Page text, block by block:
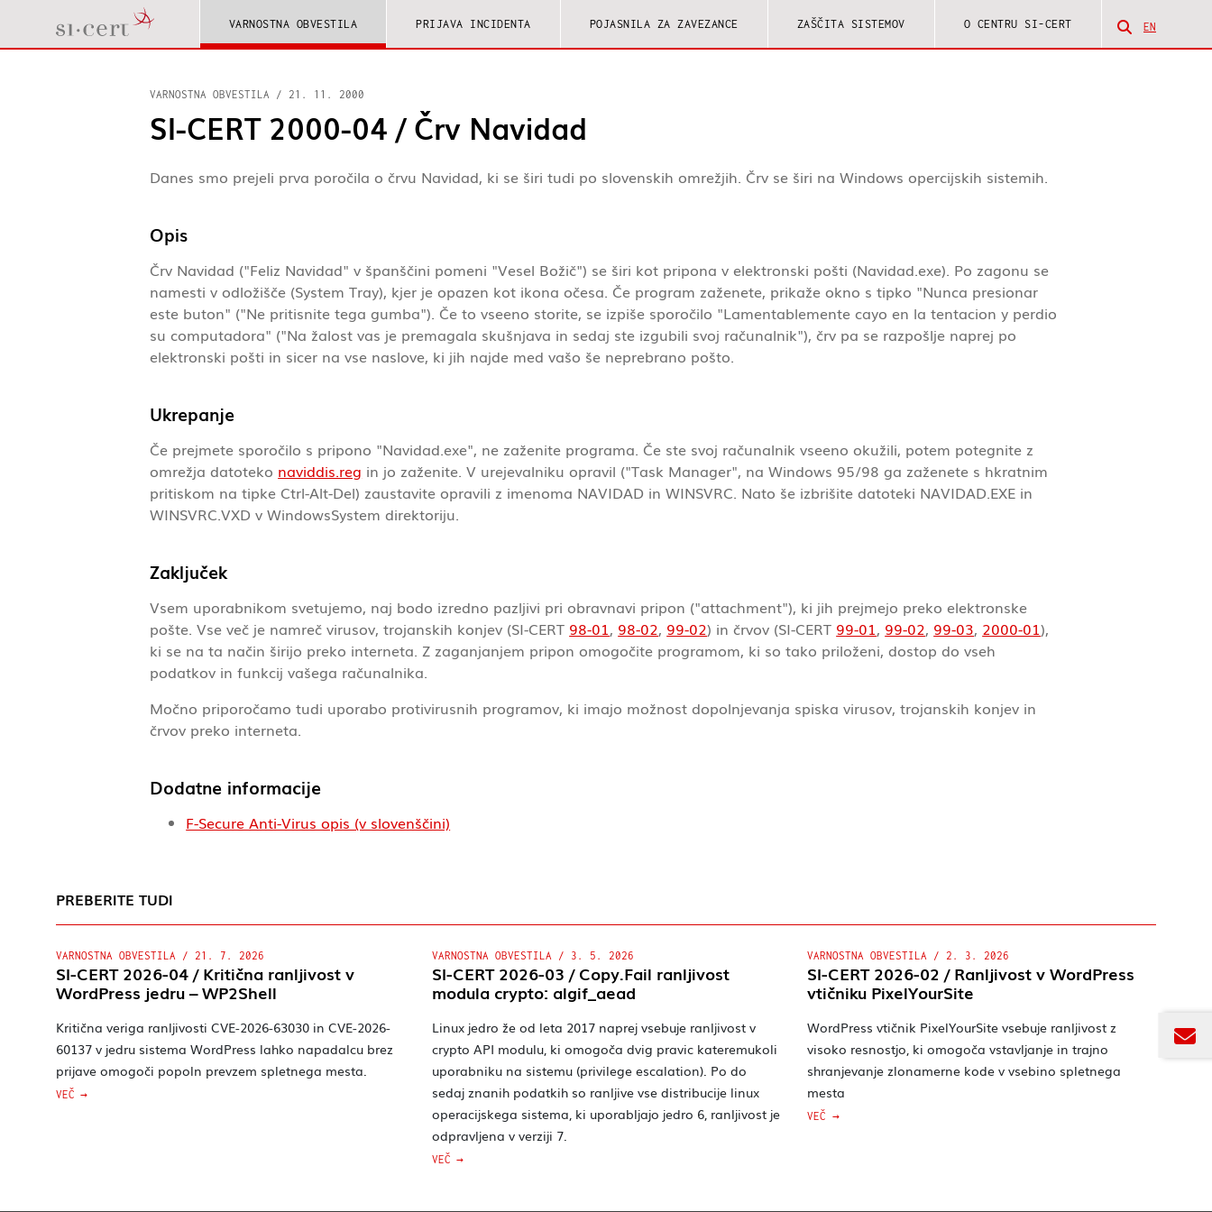
VARNOSTNA OBVESTILA PRIJAVA INCIDENTA POJASNILA ZA ZAVEZANCE ZAŠČITA SISTEMOV O CENTRU SI-CERT Odpri
EN
VARNOSTNA OBVESTILA / 21. 11. 2000
SI-CERT 2000-04 / Črv Navidad
Danes smo prejeli prva poročila o črvu Navidad, ki se širi tudi po slovenskih omrežjih. Črv se širi na Windows opercijskih sistemih.
Opis
Črv Navidad ("Feliz Navidad" v španščini pomeni "Vesel Božič") se širi kot pripona v elektronski pošti (Navidad.exe). Po zagonu se
namesti v odložišče (System Tray), kjer je opazen kot ikona očesa. Če program zaženete, prikaže okno s tipko "Nunca presionar
este buton" ("Ne pritisnite tega gumba"). Če to vseeno storite, se izpiše sporočilo "Lamentablemente cayo en la tentacion y perdio
su computadora" ("Na žalost vas je premagala skušnjava in sedaj ste izgubili svoj računalnik"), črv pa se razpošlje naprej po
elektronski pošti in sicer na vse naslove, ki jih najde med vašo še neprebrano pošto.
Ukrepanje
Če prejmete sporočilo s pripono "Navidad.exe", ne zaženite programa. Če ste svoj računalnik vseeno okužili, potem potegnite z
omrežja datoteko naviddis.reg in jo zaženite. V urejevalniku opravil ("Task Manager", na Windows 95/98 ga zaženete s hkratnim
pritiskom na tipke Ctrl-Alt-Del) zaustavite opravili z imenoma NAVIDAD in WINSVRC. Nato še izbrišite datoteki NAVIDAD.EXE in
WINSVRC.VXD v WindowsSystem direktoriju.
Zaključek
Vsem uporabnikom svetujemo, naj bodo izredno pazljivi pri obravnavi pripon ("attachment"), ki jih prejmejo preko elektronske
pošte. Vse več je namreč virusov, trojanskih konjev (SI-CERT 98-01, 98-02, 99-02) in črvov (SI-CERT 99-01, 99-02, 99-03, 2000-01),
ki se na ta način širijo preko interneta. Z zaganjanjem pripon omogočite programom, ki so tako priloženi, dostop do vseh
podatkov in funkcij vašega računalnika.
Močno priporočamo tudi uporabo protivirusnih programov, ki imajo možnost dopolnjevanja spiska virusov, trojanskih konjev in
črvov preko interneta.
Dodatne informacije
F-Secure Anti-Virus opis (v slovenščini)
PREBERITE TUDI
VARNOSTNA OBVESTILA / 21. 7. 2026
SI-CERT 2026-04 / Kritična ranljivost v
WordPress jedru – WP2Shell
Kritična veriga ranljivosti CVE-2026-63030 in CVE-2026-
60137 v jedru sistema WordPress lahko napadalcu brez
prijave omogoči popoln prevzem spletnega mesta.
VEČ
VARNOSTNA OBVESTILA / 3. 5. 2026
SI-CERT 2026-03 / Copy.Fail ranljivost
modula crypto: algif_aead
Linux jedro že od leta 2017 naprej vsebuje ranljivost v
crypto API modulu, ki omogoča dvig pravic kateremukoli
uporabniku na sistemu (privilege escalation). Po do
sedaj znanih podatkih so ranljive vse distribucije linux
operacijskega sistema, ki uporabljajo jedro 6, ranljivost je
odpravljena v verziji 7.
VEČ
VARNOSTNA OBVESTILA / 2. 3. 2026
SI-CERT 2026-02 / Ranljivost v WordPress
vtičniku PixelYourSite
WordPress vtičnik PixelYourSite vsebuje ranljivost z
visoko resnostjo, ki omogoča vstavljanje in trajno
shranjevanje zlonamerne kode v vsebino spletnega
mesta
VEČ